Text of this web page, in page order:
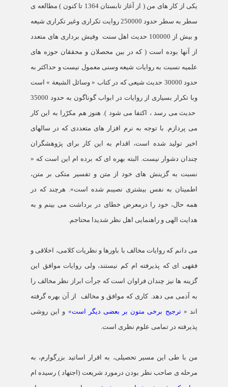
یکی از کار های من ( از آغاز تابستان 1364 تا کنون ) مطالعه ی
سطر به سطر حدود 250000 روایت تکراری وغیر تکراری شیعه
و بیش از 100000 حدیث اهل سنت
وفیش برداری های متعدد
از آنها بوده است ( که در بین محصلان و محققان حوزه های
علمیه نسبت به روایات شیعه وسنی معمول نیست و حداکثر به
حدود 30000 حدیث شیعی که در کتاب « وسائل الشیعة » است
وبا تکرار بسیاری از روایات در ابواب گوناگون به حدود 35000
حدیث می رسد ، اکتفا می شود ). هنوز هم مکرّرا به این کار
می پردازم. با توجه به نرم افزار های متعددی که در سالهای
اخیر تولید شده است، اقدام به این کار برای پژوهشگران
چندان دشوار نیست. البته بهره ای که برده ام این است که «
نسبت به گزینش های خود از متن و تفسیر متکی بر متن،
اطمینان به نفس بیشتری نصیبم شده است». هرچند که در
همه حال، خود را درمعرض خطای در برداشت می بینم و به
هدایت الهی و راهنمایی اهل نظر شدیدا محتاجم.
می دانم که روایات مخالف با باورها و نظریات کلامی، اخلاقی و
فقهی ای که پذیرفته ام کم نیستند، ولی روایات موافق این
گزینه ها نیز چندان فراوان است که جرأت ابراز نظر مخالف را
به آدمی می دهد. کاری که موافق و مخالف
از آن بهره گرفته
اند «ترجیح برخی متون بر بعضی دیگر است» و این روشی
پذیرفته در تمامی علوم نظری است.
من با طی این مسیر تحصیلی، به اقرار اساتید بزرگوارم، به
مرحله ی صاحب نظر بودن درمورد شریعت (اجتهاد ) رسیده ام